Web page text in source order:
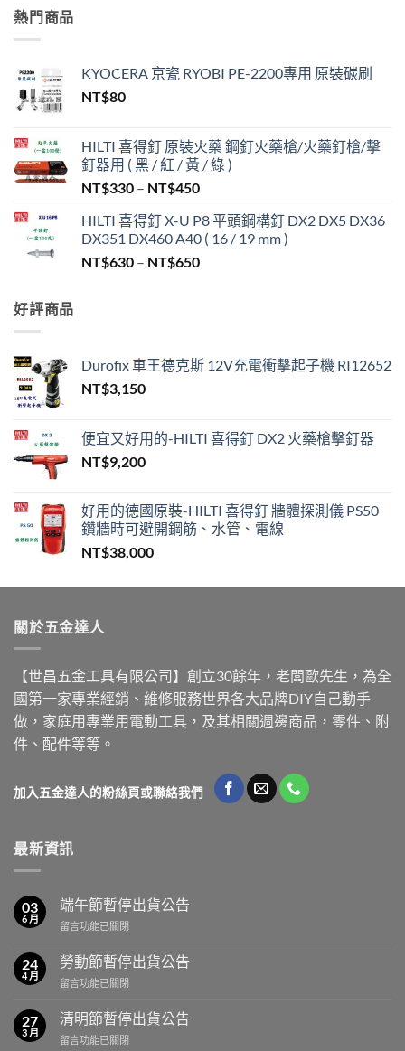
熱門商品
KYOCERA 京瓷 RYOBI PE-2200專用 原裝碳刷
NT$80
HILTI 喜得釘 原裝火藥 鋼釘火藥槍/火藥釘槍/擊
釘器用 ( 黑 / 紅 / 黃 / 綠 )
NT$330 – NT$450價
範
圍：
NT$330
HILTI 喜得釘 X-U P8 平頭鋼構釘 DX2 DX5 DX36
DX351 DX460 A40 ( 16 / 19 mm )
NT$630 – NT$650價
到
NT$650
好評商品
Durofix 車王德克斯 12V充電衝擊起子機 RI12652
NT$3,150
便宜又好用的-HILTI 喜得釘 DX2 火藥槍擊釘器
NT$9,200
好用的德國原裝-HILTI 喜得釘 牆體探測儀 PS50
鑽牆時可避開鋼筋、水管、電線
NT$38,000
關於五金達人
【世昌五金工具有限公司】創立30餘年，老闆歐先生，為全
國第一家專業經銷、維修服務世界各大品牌DIY自己動手
做，家庭用專業用電動工具，及其相關週邊商品，零件、附
件、配件等等。
加入五金達人的粉絲頁或聯絡我們
最新資訊
03
6 月
端午節暫停出貨公告
在
午
節
暫
出
公
留言功能已關閉
24
4 月
勞動節暫停出貨公告
在
動
節
暫
留言功能已關閉
27
3 月
清明節暫停出貨公告
在
留言功能已關閉